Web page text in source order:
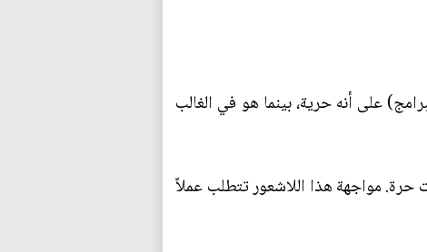
على أنه حرية، بينما هو في الغالب
حرة. مواجهة هذا اللاشعور تتطلب عملاً